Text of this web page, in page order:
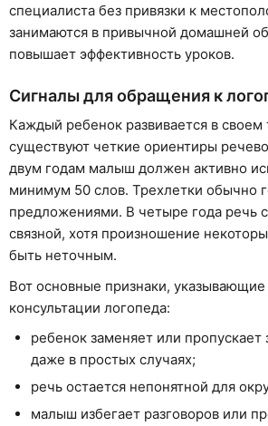
специалиста без привязки к
занимаются в привычной домашней
повышает эффективность уроков.
Сигналы для обращения к
Каждый ребенок развивается в своем
существуют четкие ориентиры
двум годам малыш должен активно
минимум 50 слов. Трехлетки обычно
предложениями. В четыре года речь
связной, хотя произношение
быть неточным.
Вот основные признаки,
консультации логопеда:
ребенок заменяет или пропускает
даже в простых случаях;
речь остается непонятной для
малыш избегает разговоров или